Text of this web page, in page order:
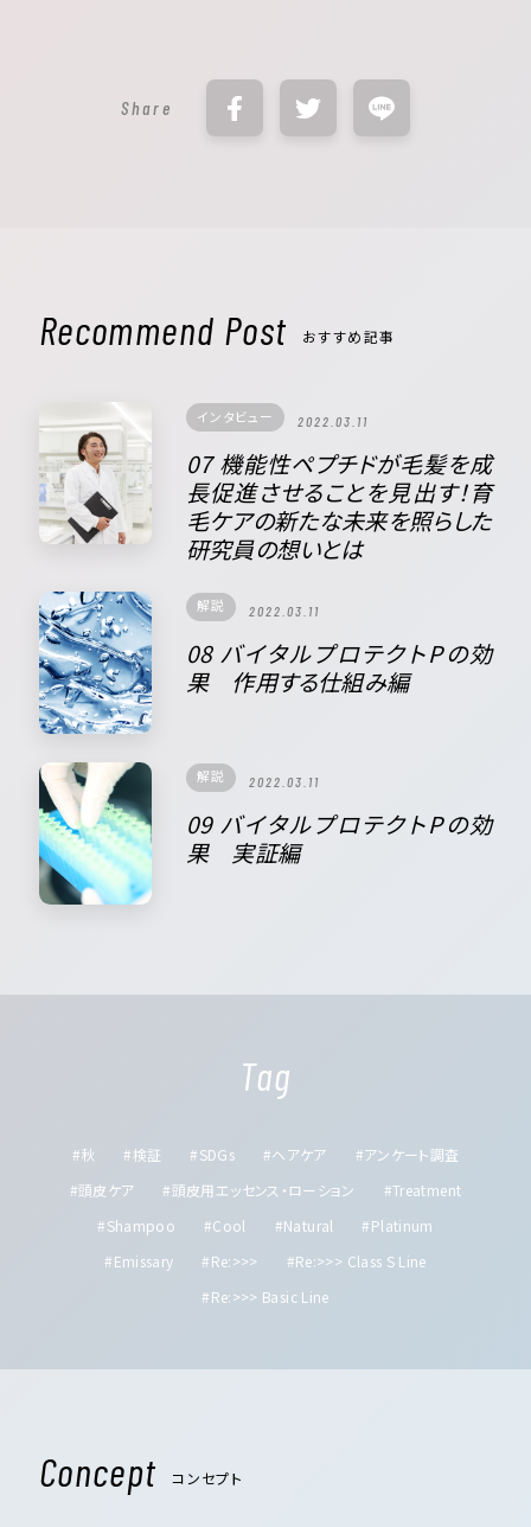
Share
Recommend Post おすすめ記事
インタビュー 2022.03.11
07 機能性ペプチドが毛髪を成
長促進させることを見出す！育
毛ケアの新たな未来を照らした
研究員の想いとは
解説 2022.03.11
08 バイタルプロテクトPの効
果 作用する仕組み編
解説 2022.03.11
09 バイタルプロテクトPの効
果 実証編
Tag
#秋 #検証 #SDGs #ヘアケア
#アンケート調査
#頭皮ケア
#頭皮用エッセンス・ローション
#Treatment
#Shampoo
#Cool #Natural
#Platinum
#Emissary
#Re:>>>
#Re:>>> Class S Line
#Re:>>> Basic Line
Concept コンセプト